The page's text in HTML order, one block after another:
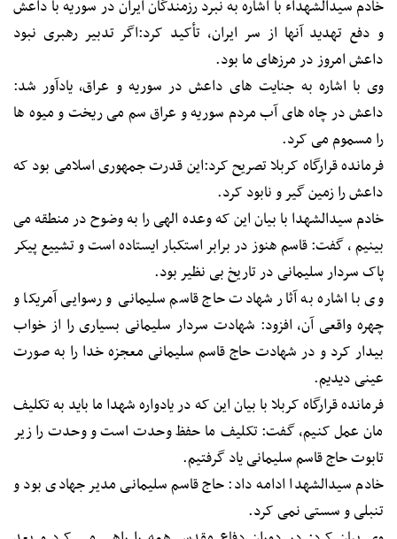
خادم سیدالشهداء با اشاره به نبرد رزمندگان ایران در سوریه با داعش
و دفع تهدید آنها از سر ایران، تأکید کرد:اگر تدبیر رهبری نبود
داعش امروز در مرزهای ما بود.
وی با اشاره به جنایت های داعش در سوریه و عراق٬ یادآور شد:
داعش در چاه های آب مردم سوریه و عراق سم می ریخت و میوه ها
را مسموم می کرد.
فرمانده قرارگاه کربلا تصریح کرد:این قدرت جمهوری اسلامی بود که
داعش را زمین گیر و نابود کرد.
خادم سیدالشهدا با بیان این که وعده الهی را به وضوح در منطقه می
بینیم ، گفت: قاسم هنوز در برابر استکبار ایستاده است و تشییع پیکر
پاک سردار سلیمانی در تاریخ بی نظیر بود.
وی با اشاره به آثار شهادت حاج قاسم سلیمانی و رسوایی آمریکا و
چهره واقعی آن، افزود: شهادت سردار سلیمانی بسیاری را از خواب
بیدار کرد و در شهادت حاج قاسم سلیمانی معجزه خدا را به صورت
عینی دیدیم.
فرمانده قرارگاه کربلا با بیان این که در یادواره شهدا ما باید به تکلیف
مان عمل کنیم، گفت: تکلیف ما حفظ وحدت است و وحدت را زیر
تابوت حاج قاسم سلیمانی یاد گرفتیم.
خادم سیدالشهدا ادامه داد: حاج قاسم سلیمانی مدیر جهادی بود و
تنبلی و سستی نمی کرد.